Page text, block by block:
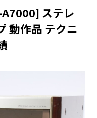
ステレ
動作品 テクニ